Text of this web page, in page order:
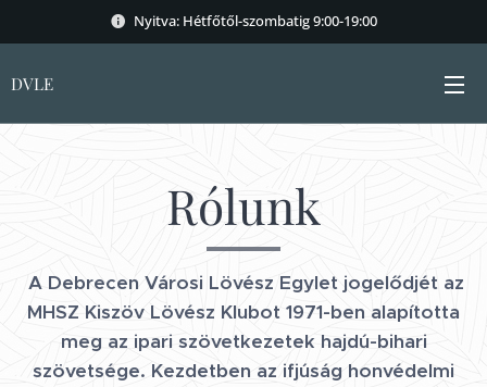
Nyitva: Hétfőtől-szombatig 9:00-19:00
DVLE
Rólunk
A Debrecen Városi Lövész Egylet jogelődjét az
MHSZ Kiszöv Lövész Klubot 1971-ben alapította
meg az ipari szövetkezetek hajdú-bihari
szövetsége. Kezdetben az ifjúság honvédelmi